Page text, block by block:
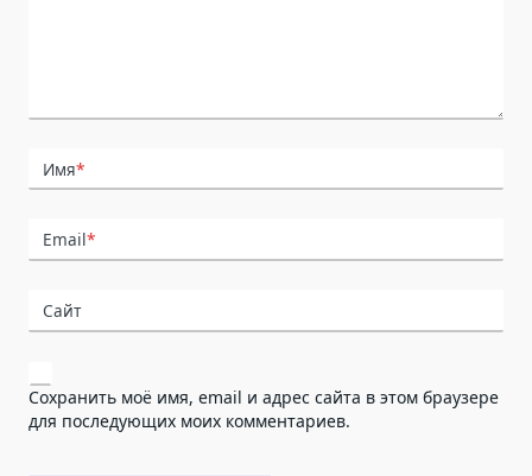
Имя*
Email*
Сайт
Сохранить моё имя, email и адрес сайта в этом браузере
для последующих моих комментариев.